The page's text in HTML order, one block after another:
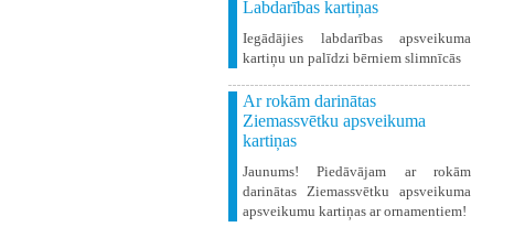
Labdarības kartiņas
Iegādājies labdarības apsveikuma
kartiņu un palīdzi bērniem slimnīcās
Ar rokām darinātas
Ziemassvētku apsveikuma
kartiņas
Jaunums! Piedāvājam ar rokām
darinātas Ziemassvētku apsveikuma
apsveikumu kartiņas ar ornamentiem!